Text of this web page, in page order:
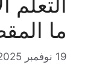
ما
19 نوفمبر 2025